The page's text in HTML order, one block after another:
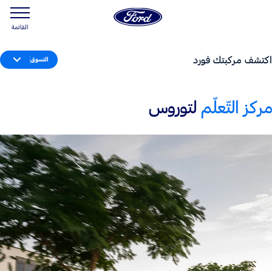
القائمة
اكتشف مركبتك فورد التسوق
مركز التّعلّم لتوروس